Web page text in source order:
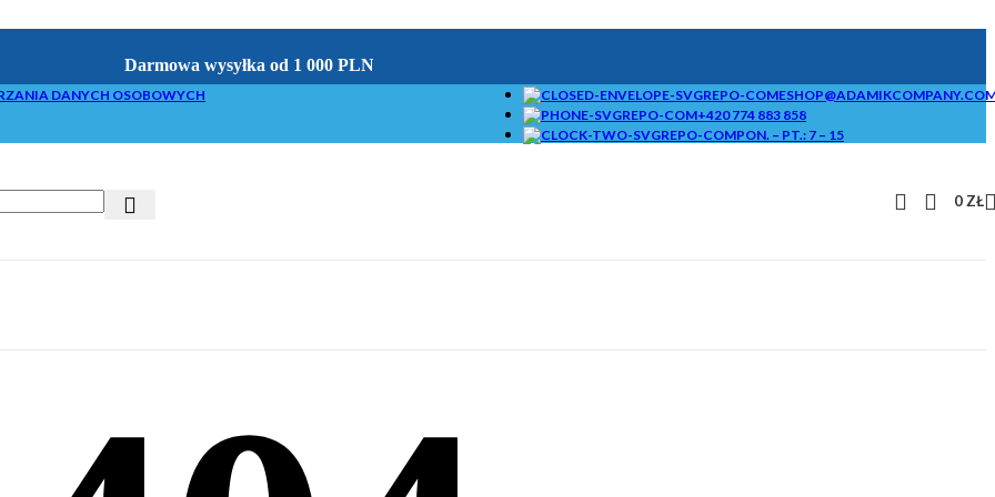
Darmowa wysyłka od 1 000 PLN
DANYCH OSOBOWYCH
+420 774 883 858
PON. – PT.: 7 – 15
0 ZŁ